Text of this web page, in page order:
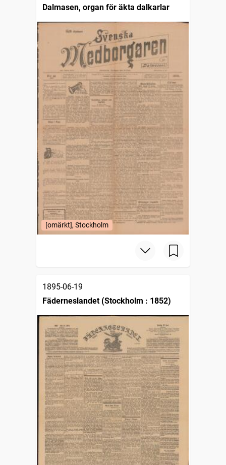
Dalmasen, organ för äkta dalkarlar
[omärkt], Stockholm
1895-06-19
Fäderneslandet (Stockholm : 1852)